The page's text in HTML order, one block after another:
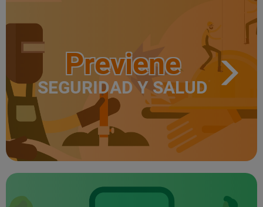
Previene
SEGURIDAD Y SALUD